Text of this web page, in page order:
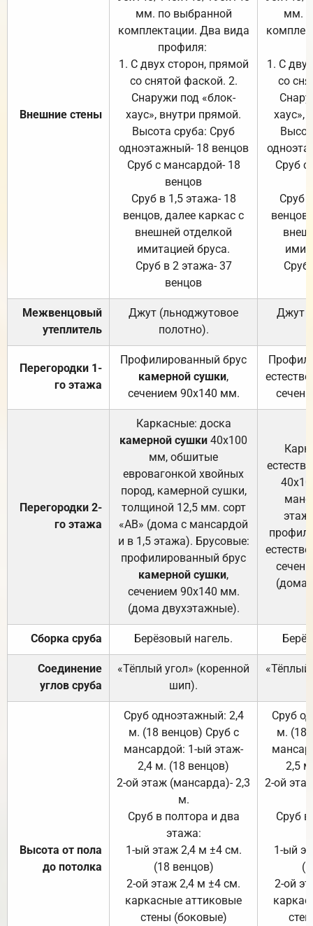
Внешние стены
мм. по выбранной
комплектации. Два вида
профиля:
1. С двух сторон, прямой
со снятой фаской. 2.
Снаружи под «блок-
хаус», внутри прямой.
Высота сруба: Сруб
одноэтажный- 18 венцов
Сруб с мансардой- 18
венцов
Сруб в 1,5 этажа- 18
венцов, далее каркас с
внешней отделкой
имитацией бруса.
Сруб в 2 этажа- 37
венцов
мм.
1. С
со
хаус»,
Сруб с
Сруб
Сруб
Межвенцовый
утеплитель
Джут (льноджутовое
полотно).
Джут
Перегородки 1-
го этажа
Профилированный брус
камерной сушки,
сечением 90х140 мм.
Перегородки 2-
го этажа
Каркасные: доска
камерной сушки 40х100
мм, обшитые
евровагонкой хвойных
пород, камерной сушки,
толщиной 12,5 мм. сорт
«АВ» (дома с мансардой
и в 1,5 этажа). Брусовые:
профилированный брус
камерной сушки,
сечением 90х140 мм.
(дома двухэтажные).
(дома
Сборка сруба Берёзовый нагель.
Соединение
углов сруба
«Тёплый угол» (коренной
шип).
«Тёплый
Высота от пола
до потолка
Сруб одноэтажный: 2,4
м. (18 венцов) Сруб с
мансардой: 1-ый этаж-
2,4 м. (18 венцов)
2-ой этаж (мансарда)- 2,3
м.
Сруб в полтора и два
этажа:
1-ый этаж 2,4 м ±4 см.
(18 венцов)
2-ой этаж 2,4 м ±4 см.
каркасные аттиковые
стены (боковые)
Сруб
м. (18
2,5
2-ой
Сруб
1-ый
2-ой